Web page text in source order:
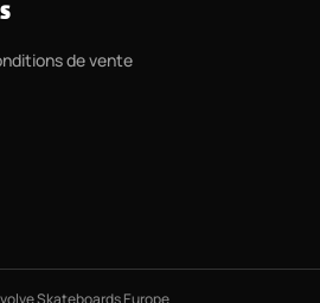
de vente
Skateboards Europe